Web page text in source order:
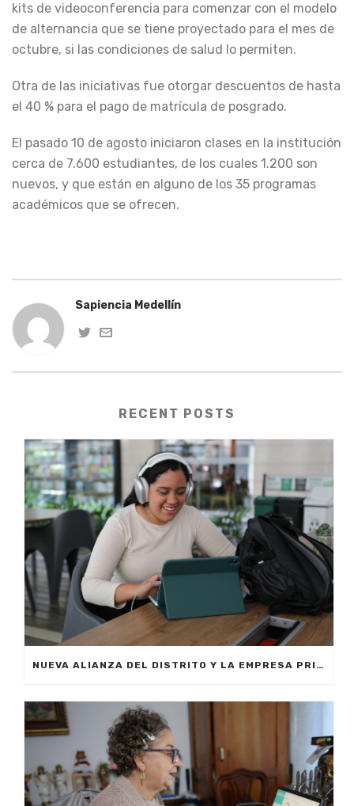
kits de videoconferencia para comenzar con el modelo
de alternancia que se tiene proyectado para el mes de
octubre, si las condiciones de salud lo permiten.
Otra de las iniciativas fue otorgar descuentos de hasta
el 40 % para el pago de matrícula de posgrado.
El pasado 10 de agosto iniciaron clases en la institución
cerca de 7.600 estudiantes, de los cuales 1.200 son
nuevos, y que están en alguno de los 35 programas
académicos que se ofrecen.
Sapiencia Medellín
RECENT POSTS
NUEVA ALIANZA DEL DISTRITO Y LA EMPRESA PRIVADA PERMITIRÁ FORMAR A CIUDADANOS DE MEDELLÍN EN INTELIGENCIA ARTIFICIAL APLICADA A LOS NEGOCIOS